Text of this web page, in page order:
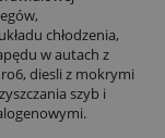
chłodzenia,
w autach z
diesli z mokrymi
szyb i